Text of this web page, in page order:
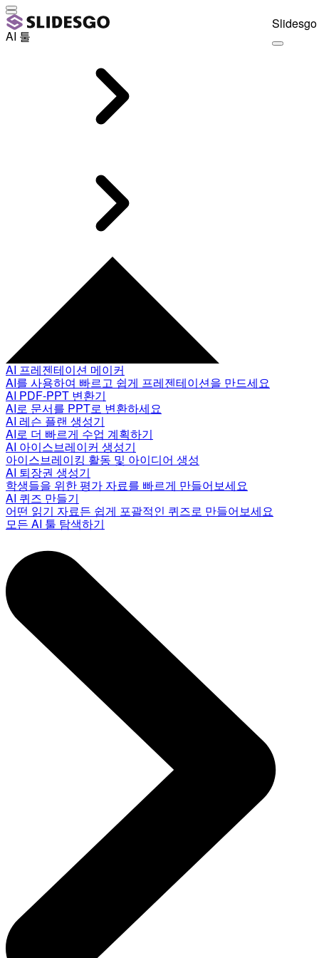
AI 툴
AI 프레젠테이션 메이커
AI를 사용하여 빠르고 쉽게 프레젠테이션을 만드세요
AI PDF-PPT 변환기
AI로 문서를 PPT로 변환하세요
AI 레슨 플랜 생성기
AI로 더 빠르게 수업 계획하기
AI 아이스브레이커 생성기
아이스브레이킹 활동 및 아이디어 생성
AI 퇴장권 생성기
학생들을 위한 평가 자료를 빠르게 만들어보세요
AI 퀴즈 만들기
어떤 읽기 자료든 쉽게 포괄적인 퀴즈로 만들어보세요
모든 AI 툴 탐색하기